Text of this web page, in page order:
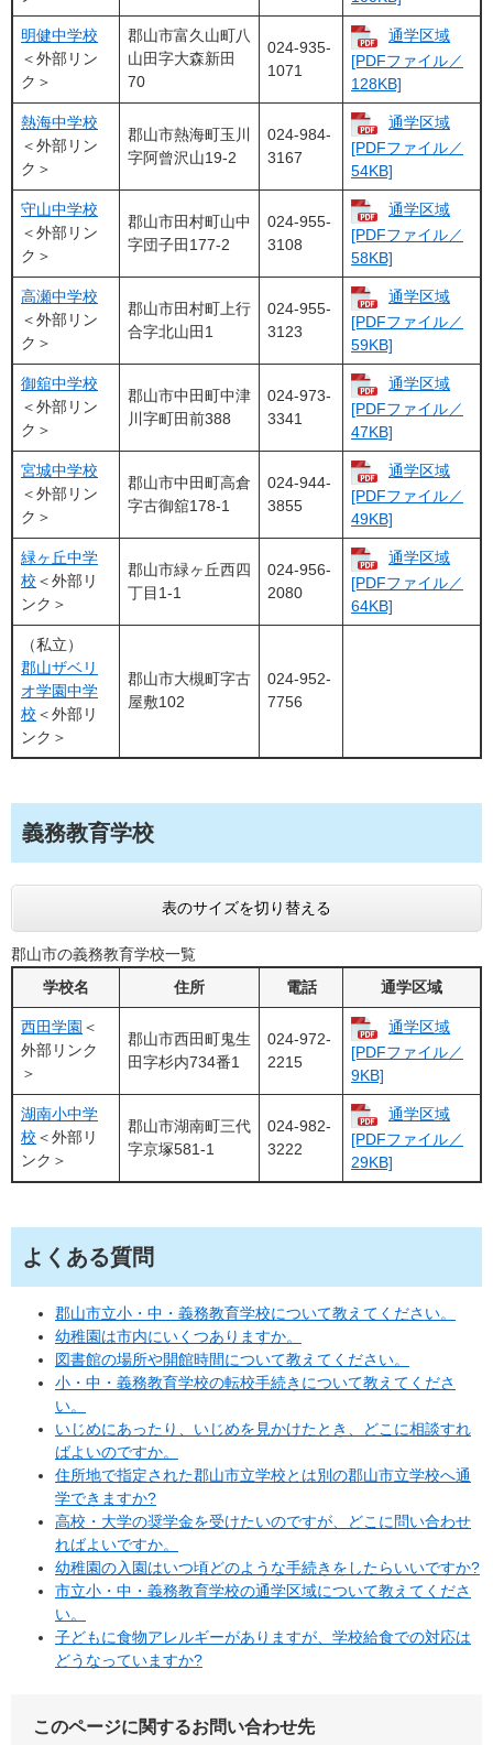
明健中学校
＜外部リン
ク＞
郡山市富久山町八
山田字大森新田
70
024-935-
1071
通学区域
[PDFファイル／
128KB]
熱海中学校
＜外部リン
ク＞
郡山市熱海町玉川
字阿曾沢山19-2
024-984-
3167
通学区域
[PDFファイル／
54KB]
守山中学校
＜外部リン
ク＞
郡山市田村町山中
字団子田177-2
024-955-
3108
通学区域
[PDFファイル／
58KB]
高瀬中学校
＜外部リン
ク＞
郡山市田村町上行
合字北山田1
024-955-
3123
通学区域
[PDFファイル／
59KB]
御舘中学校
＜外部リン
ク＞
郡山市中田町中津
川字町田前388
024-973-
3341
通学区域
[PDFファイル／
47KB]
宮城中学校
＜外部リン
ク＞
郡山市中田町高倉
字古御舘178-1
024-944-
3855
通学区域
[PDFファイル／
49KB]
緑ヶ丘中学
校 ＜外部リ
ンク＞
郡山市緑ヶ丘西四
丁目1-1
024-956-
2080
通学区域
[PDFファイル／
64KB]
（私立）
郡山ザベリ
オ学園中学
校 ＜外部リ
ンク＞
郡山市大槻町字古
屋敷102
024-952-
7756
義務教育学校
表のサイズを切り替える
郡山市の義務教育学校一覧
学校名
住所 電話 通学区域
西田学園 ＜
外部リンク
＞
郡山市西田町鬼生
田字杉内734番1
024-972-
2215
通学区域
[PDFファイル／
9KB]
湖南小中学
校 ＜外部リ
ンク＞
郡山市湖南町三代
字京塚581-1
024-982-
3222
通学区域
[PDFファイル／
29KB]
よくある質問
郡山市立小・中・義務教育学校について教えてください。
幼稚園は市内にいくつありますか。
図書館の場所や開館時間について教えてください。
小・中・義務教育学校の転校手続きについて教えてくださ
い。
いじめにあったり、いじめを見かけたとき、どこに相談すれ
ばよいのですか。
住所地で指定された郡山市立学校とは別の郡山市立学校へ通
学できますか?
高校・大学の奨学金を受けたいのですが、どこに問い合わせ
ればよいですか。
幼稚園の入園はいつ頃どのような手続きをしたらいいですか?
市立小・中・義務教育学校の通学区域について教えてくださ
い。
子どもに食物アレルギーがありますが、学校給食での対応は
どうなっていますか?
このページに関するお問い合わせ先